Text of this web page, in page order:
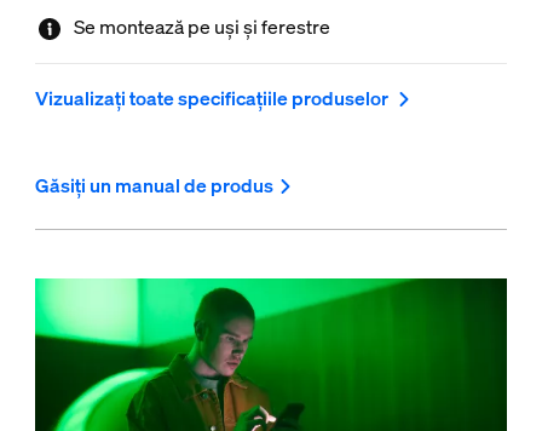
Se montează pe uși și ferestre
Vizualizați toate specificațiile produselor
Găsiți un manual de produs